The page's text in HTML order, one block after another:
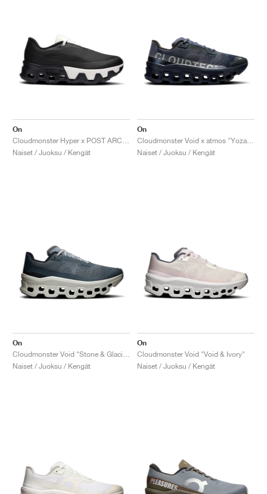
On
Naiset / Juoksu / Kengät
On
Naiset / Juoksu / Kengät
On
Naiset / Juoksu / Kengät
On
Cloudmonster Void "Void & Ivory"
Naiset / Juoksu / Kengät